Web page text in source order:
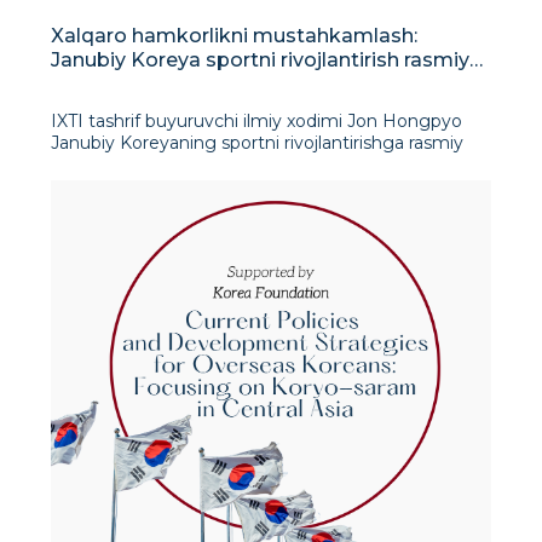
Xalqaro hamkorlikni mustahkamlash:
Janubiy Koreya sportni rivojlantirish rasmiy
IXTI tashrif buyuruvchi ilmiy xodimi Jon Hongpyo
Janubiy Koreyaning sportni rivojlantirishga rasmiy
tushuntirishicha, Koreya yordam oluvchi
mamlakatdan donor mamlakatga aylangach, ko&l